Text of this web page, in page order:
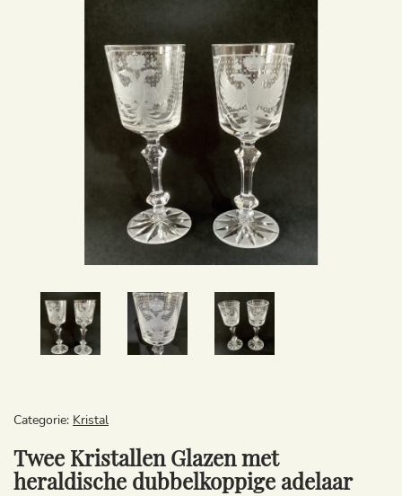
Categorie: Kristal
Twee Kristallen Glazen met
heraldische dubbelkoppige adelaar